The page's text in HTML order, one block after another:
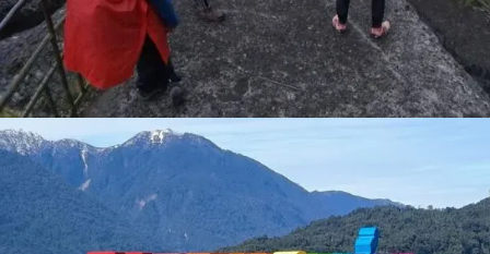
MAGIA SUREÑA 2 TOURS
$ 80.000